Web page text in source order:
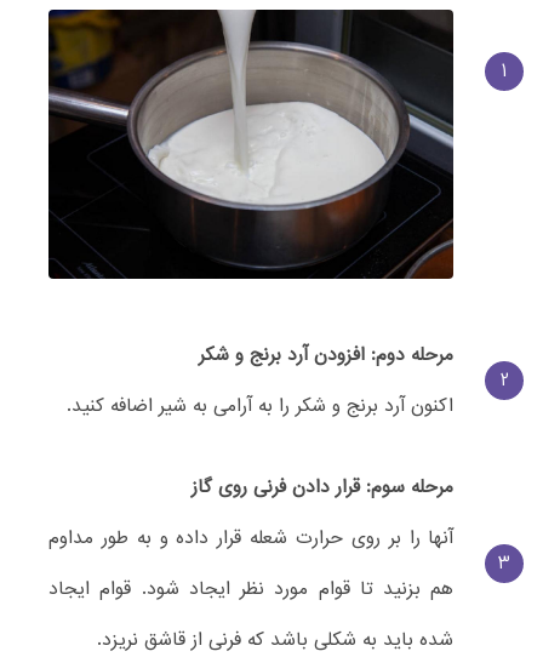
1
2
مرحله دوم: افزودن آرد برنج و شکر
اکنون آرد برنج و شکر را به آرامی به شیر اضافه کنید.
3
مرحله سوم: قرار دادن فرنی روی گاز
آنها را بر روی حرارت شعله قرار داده و به طور مداوم
هم بزنید تا قوام مورد نظر ایجاد شود. قوام ایجاد
شده باید به شکلی باشد که فرنی از قاشق نریزد.